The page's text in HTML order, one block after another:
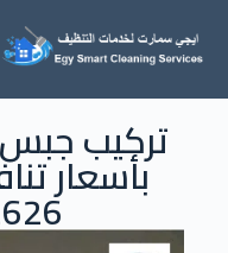
تركيب جبس
بأسعار